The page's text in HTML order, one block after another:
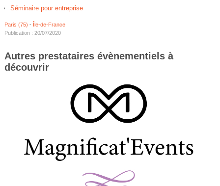
Séminaire pour entreprise
Paris (75) -
Île-de-France
Publication : 20/07/2020
Autres prestataires évènementiels à
découvrir